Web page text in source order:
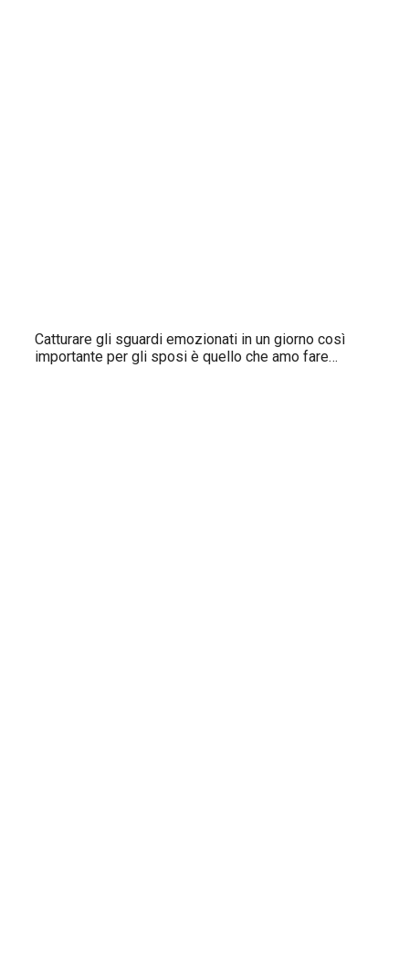
Catturare gli sguardi emozionati in un giorno così
importante per gli sposi è quello che amo fare…